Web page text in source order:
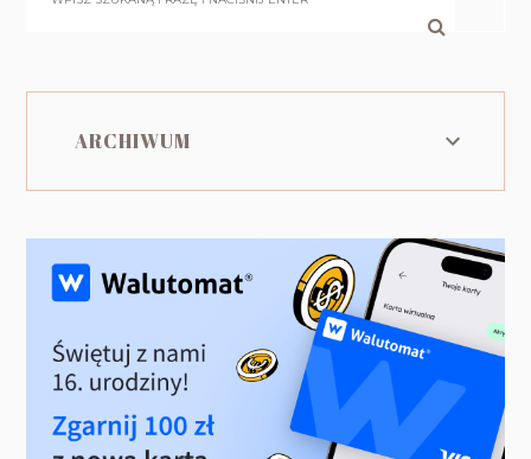
ARCHIWUM